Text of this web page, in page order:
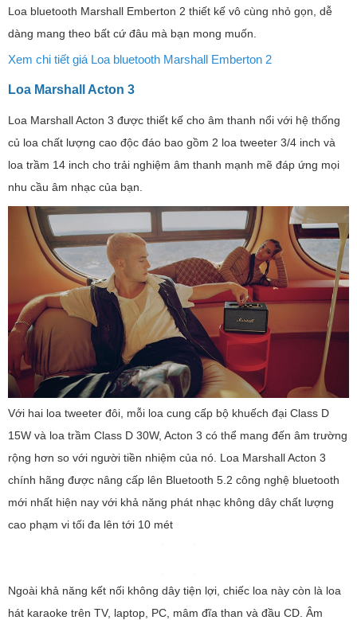
Emberton II có công nghệ Bluetooth 5.1 để kết nối dễ dàng, chất
lượng âm thanh tuyệt vời và phát nhạc không dây. Loa Marshall
Emberton 2 nguyên bản có thiết kế cực kỳ bền và dễ sử dụng với
xếp hạng IP67 về khả năng chống nước và bụi.
Loa bluetooth Marshall Emberton 2 thiết kế vô cùng nhỏ gọn, dễ
dàng mang theo bất cứ đâu mà bạn mong muốn.
Xem chi tiết giá Loa bluetooth Marshall Emberton 2
Loa Marshall Acton 3
Loa Marshall Acton 3 được thiết kế cho âm thanh nổi với hệ thống
củ loa chất lượng cao độc đáo bao gồm 2 loa tweeter 3/4 inch và
loa trầm 14 inch cho trải nghiệm âm thanh mạnh mẽ đáp ứng mọi
nhu cầu âm nhạc của bạn.